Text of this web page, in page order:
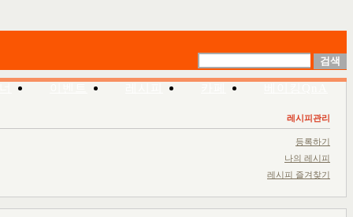
레시피관리
등록하기
나의 레시피
레시피 즐겨찾기